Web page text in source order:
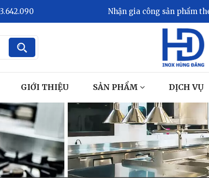
Nhận gia công sản phẩm
GIỚI THIỆU SẢN PHẨM DỊCH VỤ